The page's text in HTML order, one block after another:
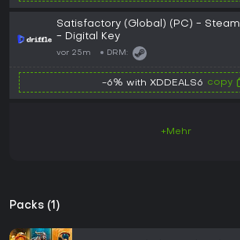
Satisfactory (Global) (PC) - Steam
- Digital Key
vor 25m DRM:
-6% with XDDEALS6 copy
+Mehr
Packs (1)